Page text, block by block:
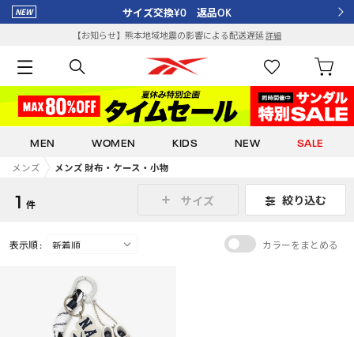
サイズ交換¥0 返品OK
【お知らせ】熊本地域地震の影響による配送遅延詳細
MEN WOMEN KIDS NEW SALE
メンズ メンズ 財布・ケース・小物
1 件 サイズ 絞り込む
表示順 : カラーをまとめる